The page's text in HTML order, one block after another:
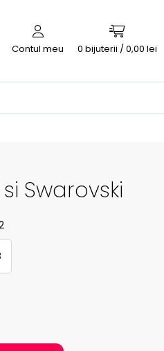
Contul meu 0 bijuterii / 0,00 lei
Swarovski